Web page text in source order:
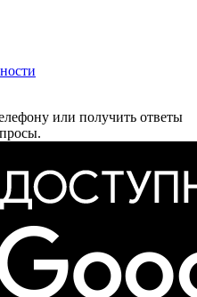
или получить ответы